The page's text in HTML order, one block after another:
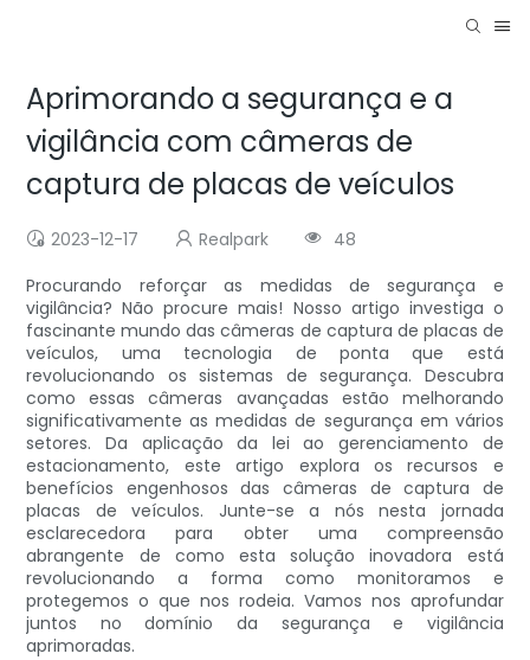
Aprimorando a segurança e a
vigilância com câmeras de
captura de placas de veículos
2023-12-17 Realpark
48
Procurando reforçar as medidas de segurança e
vigilância? Não procure mais! Nosso artigo investiga o
fascinante mundo das câmeras de captura de placas de
veículos, uma tecnologia de ponta que está
revolucionando os sistemas de segurança. Descubra
como essas câmeras avançadas estão melhorando
significativamente as medidas de segurança em vários
setores. Da aplicação da lei ao gerenciamento de
estacionamento, este artigo explora os recursos e
benefícios engenhosos das câmeras de captura de
placas de veículos. Junte-se a nós nesta jornada
esclarecedora para obter uma compreensão
abrangente de como esta solução inovadora está
revolucionando a forma como monitoramos e
protegemos o que nos rodeia. Vamos nos aprofundar
juntos no domínio da segurança e vigilância
aprimoradas.